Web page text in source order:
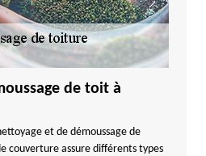
de toit à
et de démoussage de
couverture assure différents types